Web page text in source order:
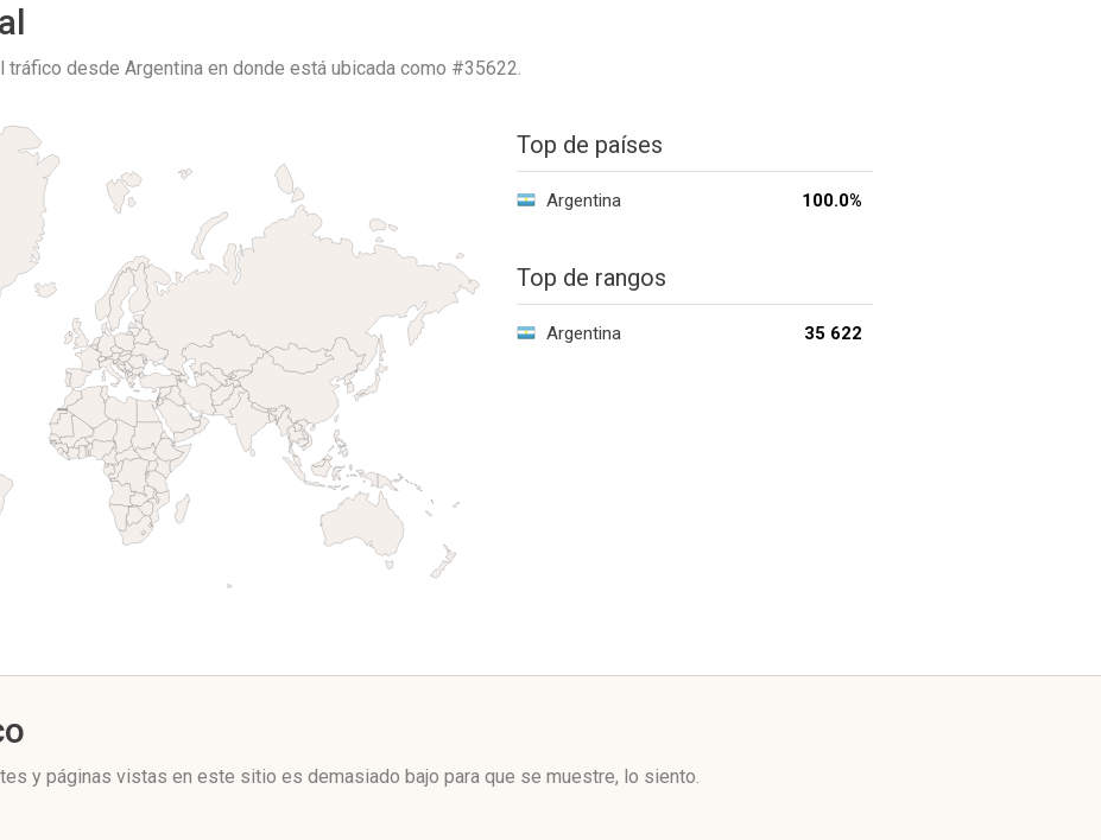
tráfico desde Argentina en donde está ubicada como #35622.
Top de países
Argentina 100.0%
Top de rangos
Argentina 35 622
y páginas vistas en este sitio es demasiado bajo para que se muestre, lo siento.